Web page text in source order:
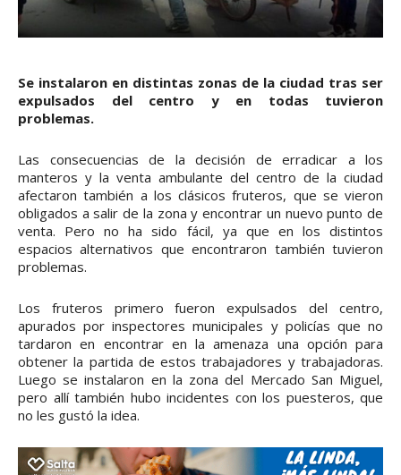
Se instalaron en distintas zonas de la ciudad tras ser
expulsados del centro y en todas tuvieron
problemas.
Las consecuencias de la decisión de erradicar a los
manteros y la venta ambulante del centro de la ciudad
afectaron también a los clásicos fruteros, que se vieron
obligados a salir de la zona y encontrar un nuevo punto de
venta. Pero no ha sido fácil, ya que en los distintos
espacios alternativos que encontraron también tuvieron
problemas.
Los fruteros primero fueron expulsados del centro,
apurados por inspectores municipales y policías que no
tardaron en encontrar en la amenaza una opción para
obtener la partida de estos trabajadores y trabajadoras.
Luego se instalaron en la zona del Mercado San Miguel,
pero allí también hubo incidentes con los puesteros, que
no les gustó la idea.